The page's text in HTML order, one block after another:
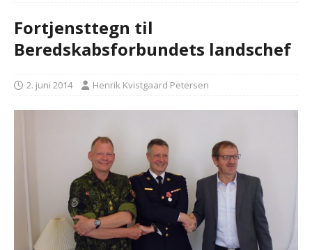
Fortjensttegn til
Beredskabsforbundets landschef
2. juni 2014 Henrik Kvistgaard Petersen